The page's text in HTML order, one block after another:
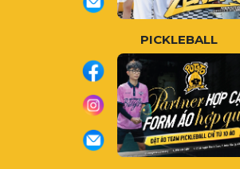
PICKLEBALL